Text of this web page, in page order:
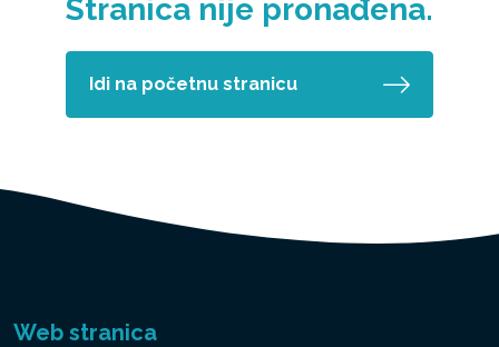
Stranica nije pronađena.
Idi na početnu stranicu
Web stranica